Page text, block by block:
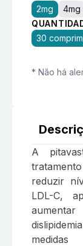
2mg
4mg
30
* Não há
A
reduzir
LDL-C,